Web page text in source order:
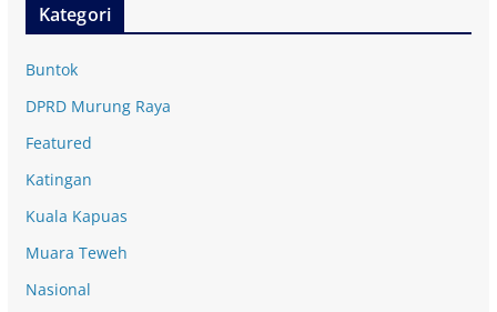
Kategori
Buntok
DPRD Murung Raya
Featured
Katingan
Kuala Kapuas
Muara Teweh
Nasional